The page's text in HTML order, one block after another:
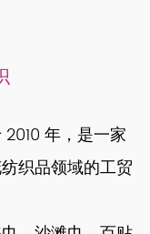
年，是一家
织品领域的工贸